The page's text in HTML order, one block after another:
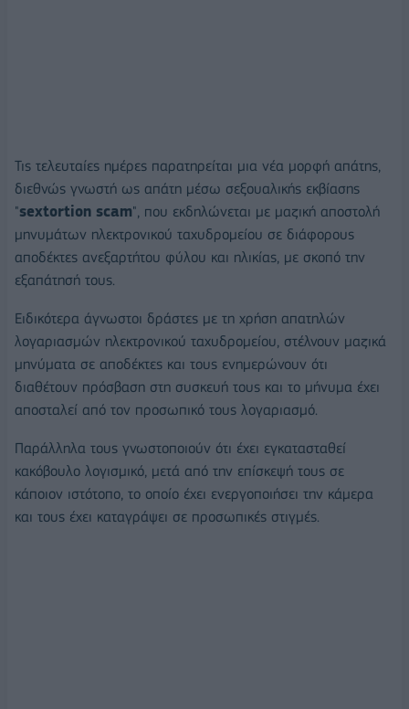
Τις τελευταίες ημέρες παρατηρείται μια νέα μορφή απάτης,
διεθνώς γνωστή ως απάτη μέσω σεξουαλικής εκβίασης
"sextortion scam", που εκδηλώνεται με μαζική αποστολή
μηνυμάτων ηλεκτρονικού ταχυδρομείου σε διάφορους
αποδέκτες ανεξαρτήτου φύλου και ηλικίας, με σκοπό την
εξαπάτησή τους.
Ειδικότερα άγνωστοι δράστες με τη χρήση απατηλών
λογαριασμών ηλεκτρονικού ταχυδρομείου, στέλνουν μαζικά
μηνύματα σε αποδέκτες και τους ενημερώνουν ότι
διαθέτουν πρόσβαση στη συσκευή τους και το μήνυμα έχει
αποσταλεί από τον προσωπικό τους λογαριασμό.
Παράλληλα τους γνωστοποιούν ότι έχει εγκατασταθεί
κακόβουλο λογισμικό, μετά από την επίσκεψή τους σε
κάποιον ιστότοπο, το οποίο έχει ενεργοποιήσει την κάμερα
και τους έχει καταγράψει σε προσωπικές στιγμές.